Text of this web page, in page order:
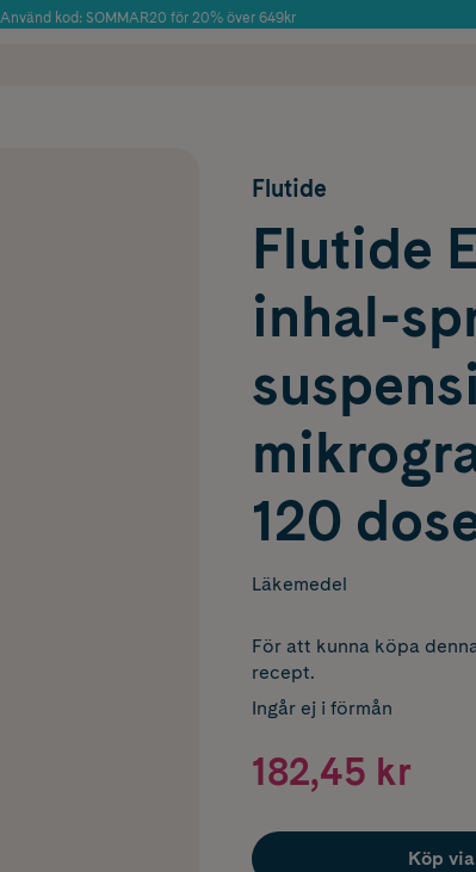
Använd kod: SOMMAR20 för 20% över 649kr
Flutide
Flutide
inhal-
120
Läkemedel
För att kunna köpa
recept.
Ingår ej i förmån
182,45 kr
Köp